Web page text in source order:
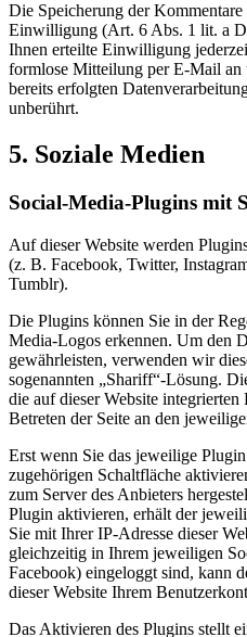
Die Speicherung der
Einwilligung (Art. 6 Abs. 1 lit. a
Ihnen erteilte Einwilligung
formlose Mitteilung per E-Mail an
bereits erfolgten
unberührt.
5. Soziale Medien
Social-Media-Plugins mit
Auf dieser Website werden
(z. B. Facebook, Twitter,
Tumblr).
Die Plugins können Sie in der
Media-Logos erkennen. Um den
gewährleisten, verwenden wir
sogenannten „Shariff“-Lösung.
die auf dieser Website
Betreten der Seite an den
Erst wenn Sie das jeweilige
zugehörigen Schaltfläche
zum Server des Anbieters
Plugin aktivieren, erhält der
Sie mit Ihrer IP-Adresse dieser
gleichzeitig in Ihrem jeweiligen
Facebook) eingeloggt sind, kann
dieser Website Ihrem
Das Aktivieren des Plugins stellt